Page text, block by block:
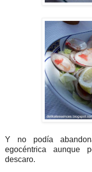
Y no podía
egocéntrica aunque
descaro.